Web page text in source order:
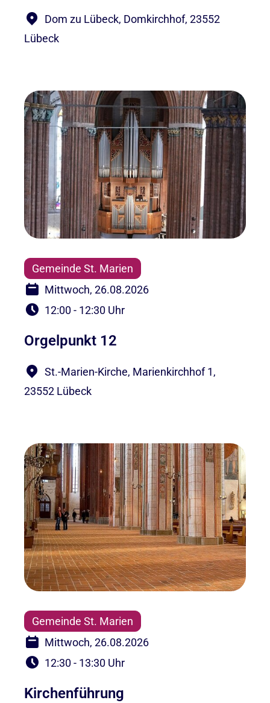
Dom zu Lübeck, Domkirchhof, 23552
Lübeck
Gemeinde St. Marien
Mittwoch, 26.08.2026
12:00 - 12:30 Uhr
Orgelpunkt 12
St.-Marien-Kirche, Marienkirchhof 1,
23552 Lübeck
Gemeinde St. Marien
Mittwoch, 26.08.2026
12:30 - 13:30 Uhr
Kirchenführung